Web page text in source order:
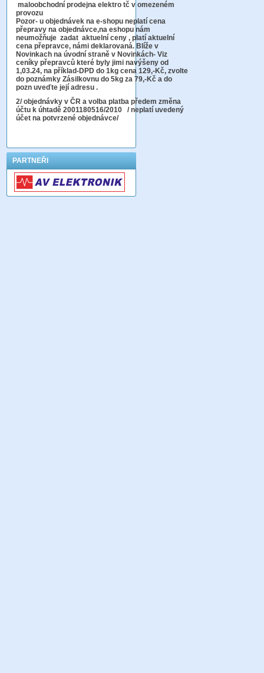
maloobchodní prodejna elektro tč v omezeném
provozu
Pozor- u objednávek na e-shopu neplatí cena
přepravy na objednávce,na eshopu nám
neumožňuje zadat aktuelní ceny , platí aktuelní
cena přepravce, námi deklarovaná. Blíže v
Novinkach na úvodní straně v Novinkách- Viz
ceníky přepravců které byly jimi navýšeny od
1,03.24, na příklad-DPD do 1kg cena 129,-Kč, zvolte
do poznámky Zásilkovnu do 5kg za 79,-Kč a do
pozn uveďte její adresu .
2/ objednávky v ČR a volba platba předem změna
účtu k úhtadě 2001180516/2010 / neplatí uvedený
účet na potvrzené objednávce/
PARTNEŘI